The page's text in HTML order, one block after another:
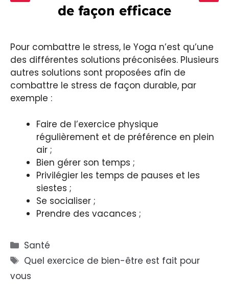
de façon efficace
Pour combattre le stress, le Yoga n’est qu’une
des différentes solutions préconisées. Plusieurs
autres solutions sont proposées afin de
combattre le stress de façon durable, par
exemple :
Faire de l’exercice physique
régulièrement et de préférence en plein
air ;
Bien gérer son temps ;
Privilégier les temps de pauses et les
siestes ;
Se socialiser ;
Prendre des vacances ;
Catégories
Santé
Étiquettes
Quel exercice de bien-être est fait pour
vous